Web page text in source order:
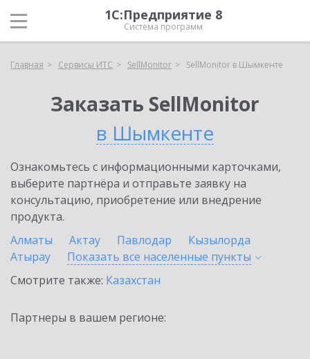
1С:Предприятие 8
Система программ
Главная Сервисы ИТС SellMonitor SellMonitor в Шымкенте
Заказать SellMonitor
в Шымкенте
Ознакомьтесь с информационными карточками,
выберите партнёра и отправьте заявку на
консультацию, приобретение или внедрение
продукта.
Алматы
Актау Павлодар
Кызылорда
Атырау
Показать все населенные пункты
Смотрите также: Казахстан
Партнеры в вашем регионе: